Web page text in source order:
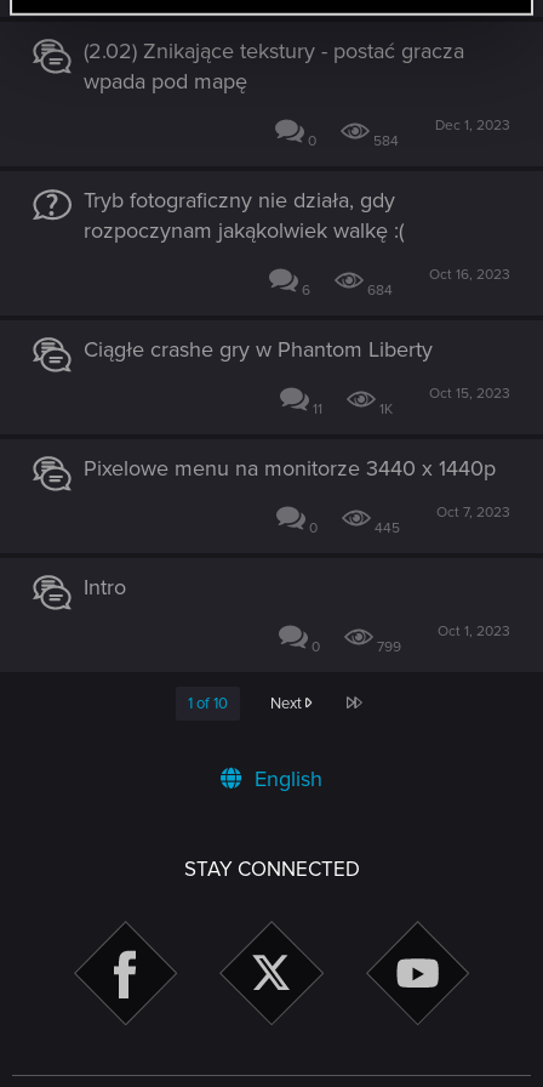
(2.02) Znikające tekstury - postać gracza
wpada pod mapę
0 584
Dec 1, 2023
Tryb fotograficzny nie działa, gdy
rozpoczynam jakąkolwiek walkę :(
6 684
Oct 16, 2023
Ciągłe crashe gry w Phantom Liberty
11 1K
Oct 15, 2023
Pixelowe menu na monitorze 3440 x 1440p
0 445
Oct 7, 2023
Intro
0 799
Oct 1, 2023
1 of 10 Next Last
English
STAY CONNECTED